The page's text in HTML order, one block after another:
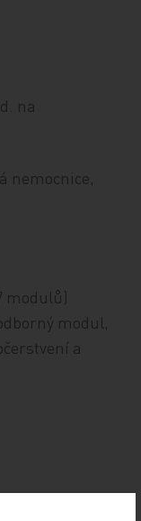
na
nemocnice,
modulů)
modul,
a